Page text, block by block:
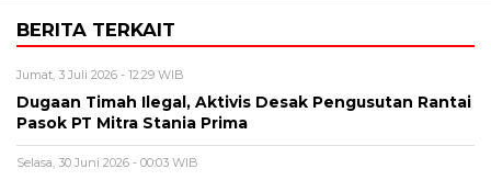
BERITA TERKAIT
Jumat, 3 Juli 2026 - 12:29 WIB
Dugaan Timah Ilegal, Aktivis Desak Pengusutan Rantai
Pasok PT Mitra Stania Prima
Selasa, 30 Juni 2026 - 00:03 WIB